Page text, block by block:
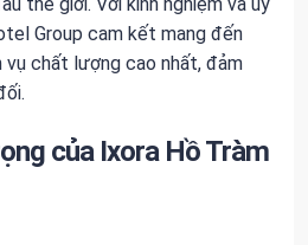
Group cam kết mang đến
vụ chất lượng cao nhất, đảm
của Ixora Hồ Tràm